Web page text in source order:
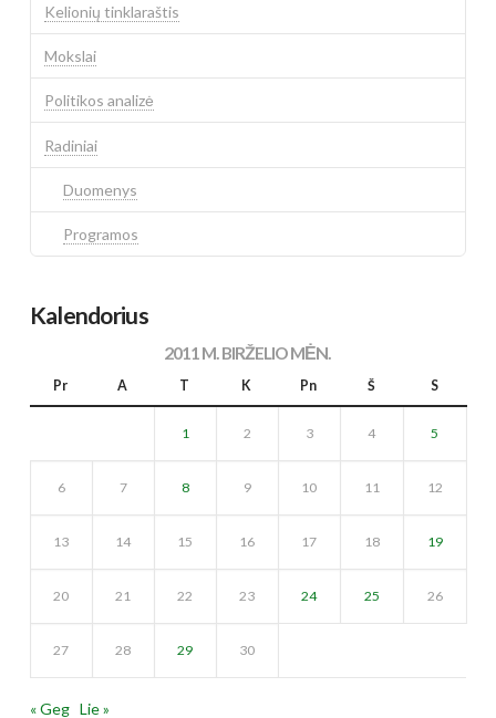
Kelionių tinklaraštis
Mokslai
Politikos analizė
Radiniai
Duomenys
Programos
Kalendorius
2011 M. BIRŽELIO MĖN.
Pr A T K Pn Š S
1 2 3 4 5
6 7 8 9 10 11 12
13 14 15 16 17 18 19
20 21 22 23 24 25 26
27 28 29 30
« Geg Lie »